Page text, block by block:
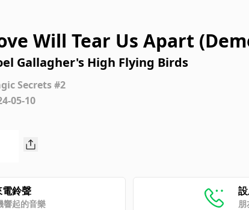
Will Tear Us Apart
Gallagher's High Flying Birds
Secrets #2
05-10
鈴聲
響起的音樂